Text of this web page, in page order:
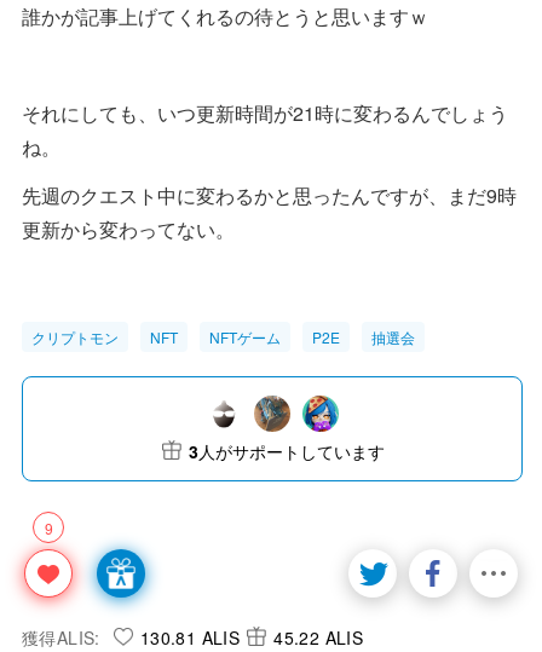
誰かが記事上げてくれるの待とうと思いますｗ
それにしても、いつ更新時間が21時に変わるんでしょう
ね。
先週のクエスト中に変わるかと思ったんですが、まだ9時
更新から変わってない。
クリプトモン NFT NFTゲーム P2E 抽選会
9
3人がサポートしています
獲得ALIS: 130.81 ALIS 45.22 ALIS